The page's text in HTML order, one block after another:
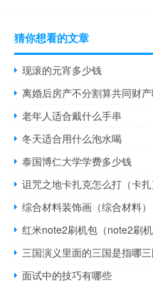
猜你想看的文章
现滚的元宵多少钱
离婚后房产不分割算共同财
老年人适合戴什么手串
冬天适合用什么泡水喝
泰国博仁大学学费多少钱
诅咒之地卡扎克怎么打（卡扎
综合材料装饰画（综合材料）
红米note2刷机包（note2刷机
三国演义里面的三国是指哪
面试中的技巧有哪些